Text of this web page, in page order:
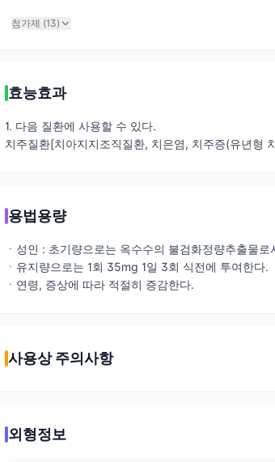
첨가제 (13)
효능효과
1. 다음 질환에 사용할 수 있다.
치주질환[치아지지조직질환, 치은염, 치주증(유년형
용법용량
ㆍ성인 : 초기량으로는 옥수수의 불검화정량추출물
ㆍ유지량으로는 1회 35mg 1일 3회 식전에 투여한다.
ㆍ연령, 증상에 따라 적절히 증감한다.
사용상 주의사항
외형정보